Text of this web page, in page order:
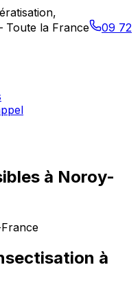
Toute la France
09 72
à Noroy-
à